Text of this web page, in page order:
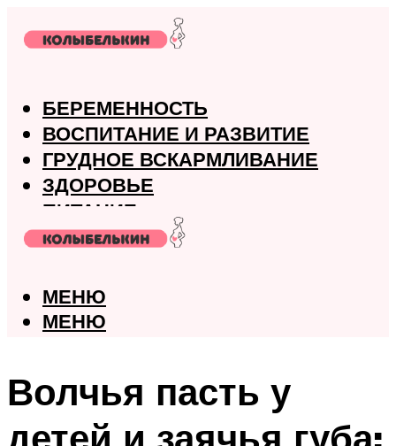
БЕРЕМЕННОСТЬ
ВОСПИТАНИЕ И РАЗВИТИЕ
ГРУДНОЕ ВСКАРМЛИВАНИЕ
ЗДОРОВЬЕ
ПИТАНИЕ
РОДЫ
МЕНЮ
МЕНЮ
Волчья пасть у